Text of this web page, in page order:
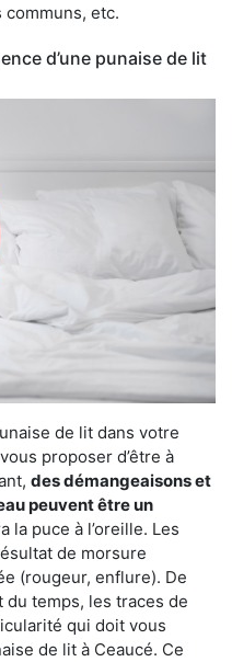
etc.
d’une punaise de lit
de lit dans votre
proposer d’être à
des démangeaisons et
peuvent être un
la puce à l’oreille. Les
de morsure
(rougeur, enflure). De
temps, les traces de
qui doit vous
de lit à Ceaucé. Ce